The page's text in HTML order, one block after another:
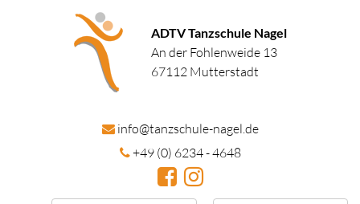
ADTV Tanzschule Nagel
An der Fohlenweide 13
67112 Mutterstadt
info@tanzschule-nagel.de
+49 (0) 6234 - 4648